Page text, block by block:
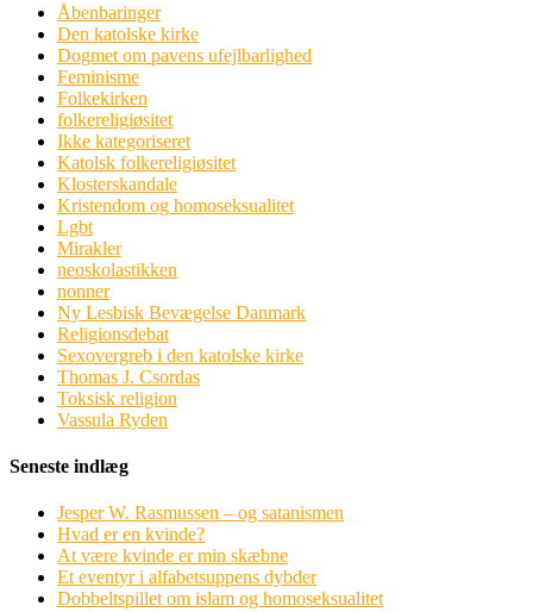
Åbenbaringer
Den katolske kirke
Dogmet om pavens ufejlbarlighed
Feminisme
Folkekirken
folkereligiøsitet
Ikke kategoriseret
Katolsk folkereligiøsitet
Klosterskandale
Kristendom og homoseksualitet
Lgbt
Mirakler
neoskolastikken
nonner
Ny Lesbisk Bevægelse Danmark
Religionsdebat
Sexovergreb i den katolske kirke
Thomas J. Csordas
Toksisk religion
Vassula Ryden
Seneste indlæg
Jesper W. Rasmussen – og satanismen
Hvad er en kvinde?
At være kvinde er min skæbne
Et eventyr i alfabetsuppens dybder
Dobbeltspillet om islam og homoseksualitet